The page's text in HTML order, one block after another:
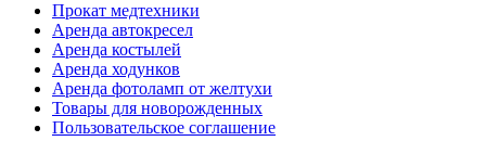
Прокат медтехники
Аренда автокресел
Аренда костылей
Аренда ходунков
Аренда фотоламп от желтухи
Товары для новорожденных
Пользовательское соглашение